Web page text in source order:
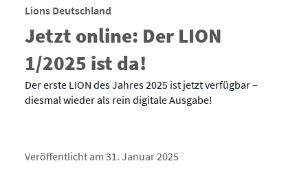
Lions Deutschland
Jetzt online: Der LION
1/2025 ist da!
Der erste LION des Jahres 2025 ist jetzt verfügbar –
diesmal wieder als rein digitale Ausgabe!
Veröffentlicht am 31. Januar 2025